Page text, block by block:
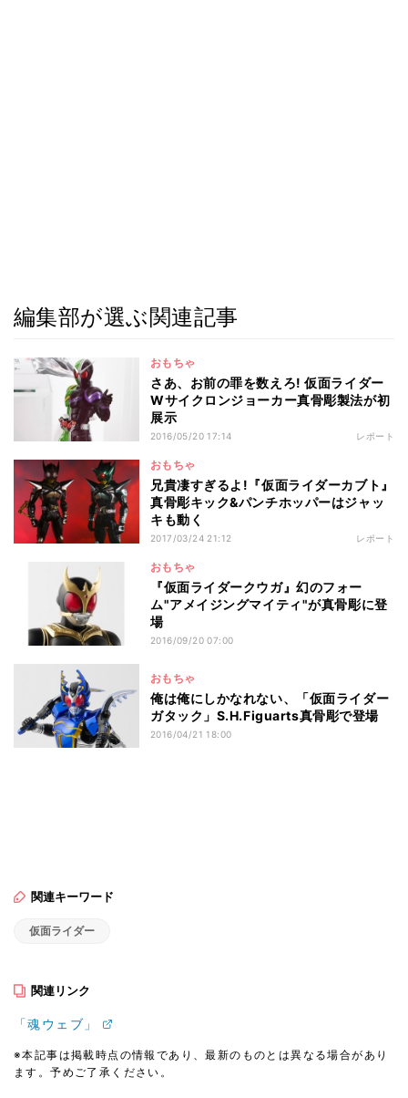
編集部が選ぶ関連記事
おもちゃ
さあ、お前の罪を数えろ! 仮面ライダー
Wサイクロンジョーカー真骨彫製法が初
展示
2016/05/20 17:14 レポート
おもちゃ
兄貴凄すぎるよ!『仮面ライダーカブト』
真骨彫キック&パンチホッパーはジャッ
キも動く
2017/03/24 21:12 レポート
おもちゃ
『仮面ライダークウガ』幻のフォー
ム"アメイジングマイティ"が真骨彫に登
場
2016/09/20 07:00
おもちゃ
俺は俺にしかなれない、「仮面ライダー
ガタック」S.H.Figuarts真骨彫で登場
2016/04/21 18:00
関連キーワード
仮面ライダー
関連リンク
「魂ウェブ」
※本記事は掲載時点の情報であり、最新のものとは異なる場合があり
ます。予めご了承ください。